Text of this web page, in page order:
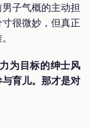
子气概的主动担
很微妙，但真正
为目标的绅士风
育儿。那才是对